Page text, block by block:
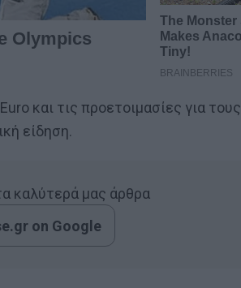
και τις προετοιμασίες για τους
είδηση.
καλύτερά μας άρθρα
on Google